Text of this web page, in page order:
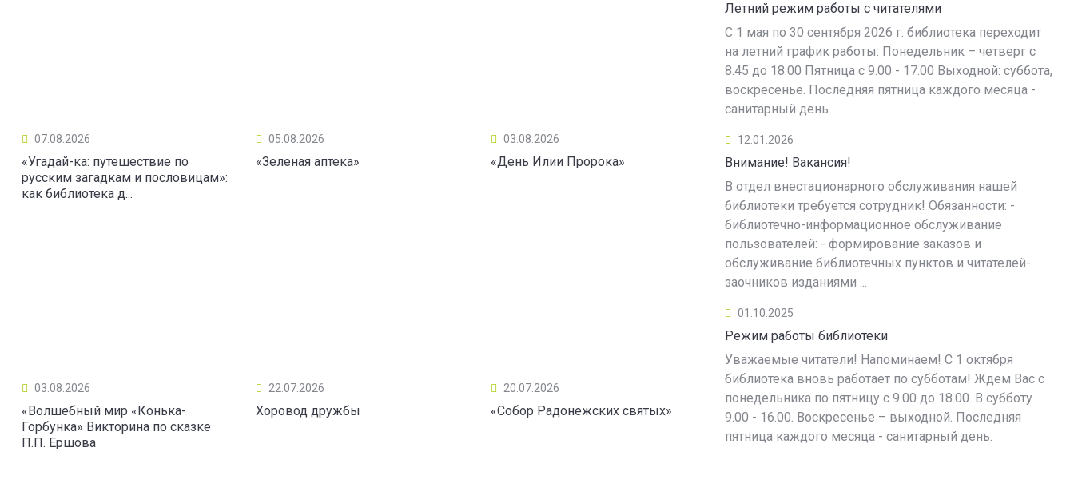
07.08.2026
«Угадай-ка: путешествие по
русским загадкам и пословицам»:
как библиотека д...
05.08.2026
«Зеленая аптека»
03.08.2026
«День Илии Пророка»
03.08.2026
«Волшебный мир «Конька-
Горбунка» Викторина по сказке
П.П. Ершова
22.07.2026
Хоровод дружбы
20.07.2026
«Собор Радонежских святых»
Летний режим работы с читателями
С 1 мая по 30 сентября 2026 г. библиотека переходит
на летний график работы: Понедельник – четверг с
8.45 до 18.00 Пятница с 9.00 - 17.00 Выходной: суббота,
воскресенье. Последняя пятница каждого месяца -
санитарный день.
12.01.2026
Внимание! Вакансия!
В отдел внестационарного обслуживания нашей
библиотеки требуется сотрудник! Обязанности: -
библиотечно-информационное обслуживание
пользователей: - формирование заказов и
обслуживание библиотечных пунктов и читателей-
заочников изданиями ...
01.10.2025
Режим работы библиотеки
Уважаемые читатели! Напоминаем! С 1 октября
библиотека вновь работает по субботам! Ждем Вас с
понедельника по пятницу с 9.00 до 18.00. В субботу
9.00 - 16.00. Воскресенье – выходной. Последняя
пятница каждого месяца - санитарный день.